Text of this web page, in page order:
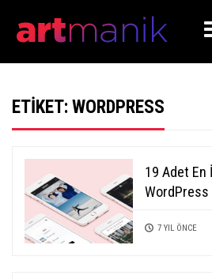
ETIKET: WORDPRESS
19 Adet En
WordPress
7 YIL ÖNCE